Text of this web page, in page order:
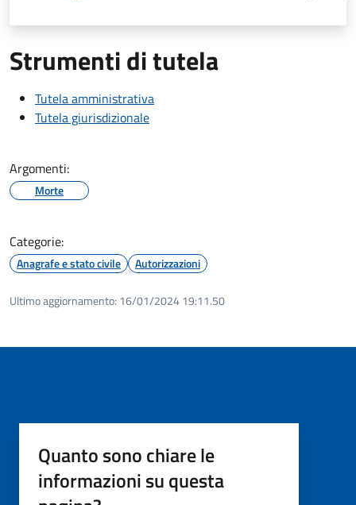
Strumenti di tutela
Tutela amministrativa
Tutela giurisdizionale
Argomenti:
Morte
Categorie:
Anagrafe e stato civile Autorizzazioni
Ultimo aggiornamento: 16/01/2024 19:11.50
Quanto sono chiare le
informazioni su questa